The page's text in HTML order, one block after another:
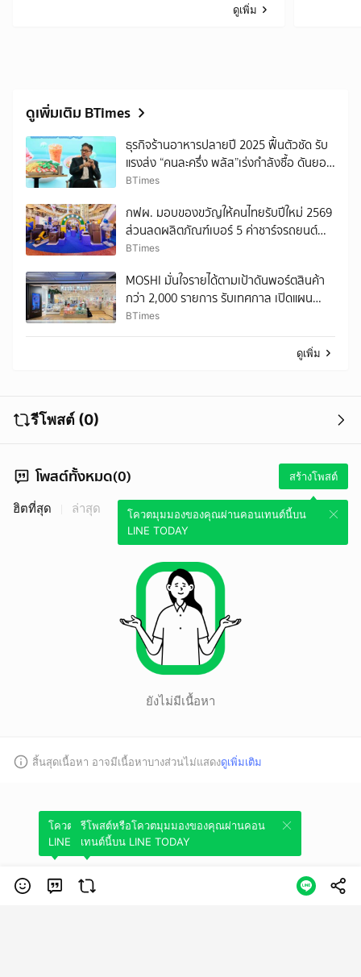
ดูเพิ่ม
ดูเพิ่มเติม BTimes
ธุรกิจร้านอาหารปลายปี 2025 ฟื้นตัวชัด รับ
แรงส่ง “คนละครึ่ง พลัส”เร่งกำลังซื้อ ดันยอด
ร้านโตเฉลี่ย 4 เท่าทั่วไทย ร้านอาหารฟื้นบวก
BTimes
กฟผ. มอบของขวัญให้คนไทยรับปีใหม่ 2569
ส่วนลดผลิตภัณฑ์เบอร์ 5 ค่าชาร์จรถยนต์
ไฟฟ้าคนละครึ่งสถานี EleX ส่วนลดบ้านพัก
BTimes
MOSHI มั่นใจรายได้ตามเป้าดันพอร์ตสินค้า
กว่า 2,000 รายการ รับเทศกาล เปิดแผน
ลงทุนปี 69 เล็งขยายสาขาเพิ่มอีก 35 แห่ง
BTimes
ดูเพิ่ม
รีโพสต์ (0)
โพสต์ทั้งหมด(0) สร้างโพสต์
โควตมุมมองของคุณผ่านคอนเทนต์นี้บน
LINE TODAY
ฮิตที่สุด ล่าสุด
ยังไม่มีเนื้อหา
สิ้นสุดเนื้อหา อาจมีเนื้อหาบางส่วนไม่แสดงดูเพิ่มเติม
โควตมุมมองของคุณผ่านคอนเทนต์นี้บน
LINE TODAY
รีโพสต์หรือโควตมุมมองของคุณผ่านคอน
เทนต์นี้บน LINE TODAY